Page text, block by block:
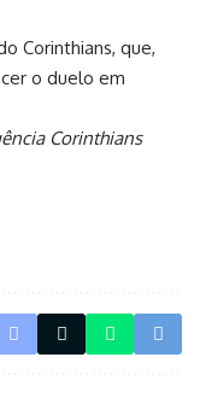
Corinthians, que,
o duelo em
Corinthians